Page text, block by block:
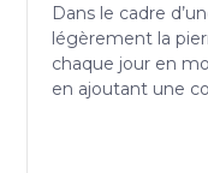
Dans le cadre
légèrement la
chaque jour en
en ajoutant une